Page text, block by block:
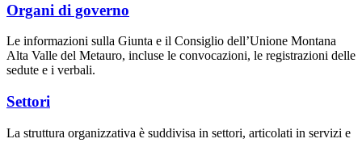
Organi di governo
Le informazioni sulla Giunta e il Consiglio dell’Unione Montana
Alta Valle del Metauro, incluse le convocazioni, le registrazioni delle
sedute e i verbali.
Settori
La struttura organizzativa è suddivisa in settori, articolati in servizi e